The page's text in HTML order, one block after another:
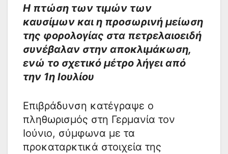
Η πτώση των τιμών των
καυσίμων και η προσωρινή μείωση
της φορολογίας στα πετρελαιοειδή
συνέβαλαν στην αποκλιμάκωση,
ενώ το σχετικό μέτρο λήγει από
την 1η Ιουλίου
Επιβράδυνση κατέγραψε ο
πληθωρισμός στη Γερμανία τον
Ιούνιο, σύμφωνα με τα
προκαταρκτικά στοιχεία της